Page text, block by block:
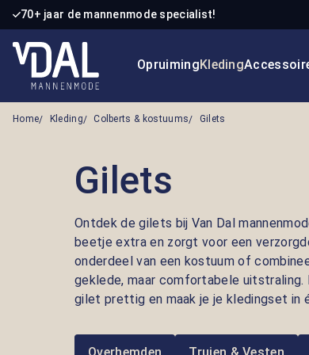
de hoofdinhoud
Ga naar de zoekopdracht
Ga naar de hoofdnavigatie
70+ jaar de mannenmode specialist!
OpruimingKleding
Home Kleding Colberts & kostuums Gilets
Gilets
Ontdek de gilets bij Van Dal
beetje extra en zorgt voor een
onderdeel van een kostuum of
geklede, maar comfortabele
gilet prettig en maak je je kledingset in
Overhemden Truien & Vesten